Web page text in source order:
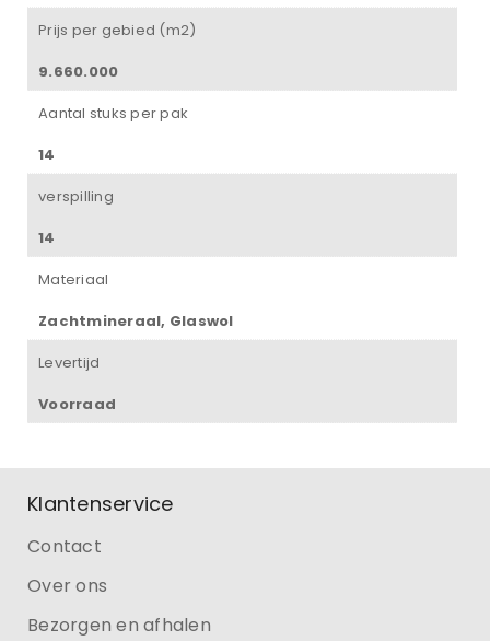
Prijs per gebied (m2)
9.660.000
Aantal stuks per pak
14
verspilling
14
Materiaal
Zachtmineraal, Glaswol
Levertijd
Voorraad
Klantenservice
Contact
Over ons
Bezorgen en afhalen